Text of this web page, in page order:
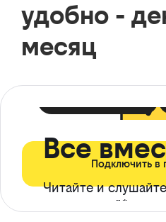
удобно -
месяц
Все
Читайте и
ограничений*
Подключить в